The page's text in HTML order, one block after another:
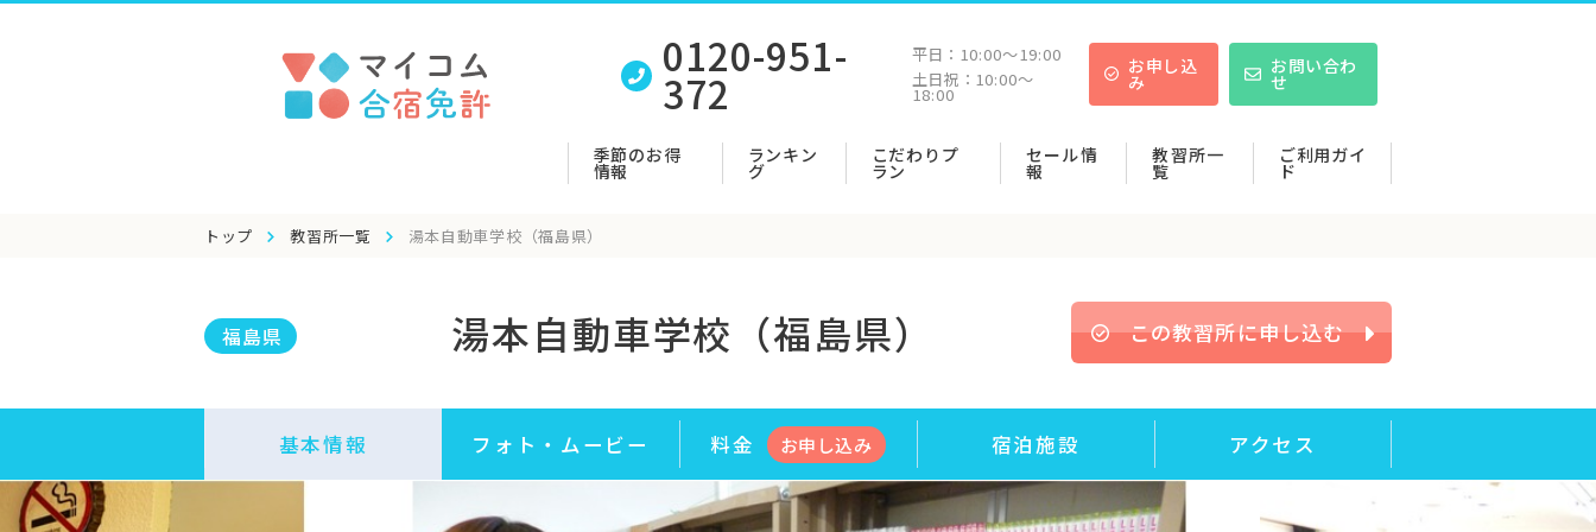
0120-951-
372
平日： 10:00〜19:00
土日祝： 10:00〜
18:00
お申し込
み
お問い合わ
せ
季節のお得
情報
ランキン
グ
こだわりプ
ラン
セール情
報
教習所一
覧
ご利用ガイ
ド
トップ 教習所一覧 湯本自動車学校（福島県）
福島県 湯本自動車学校（福島県） この教習所に申し込む
基本情報 フォト・ ムービー 料金 お申 し込み 宿泊施設 アクセス